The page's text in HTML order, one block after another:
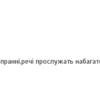
прослужать